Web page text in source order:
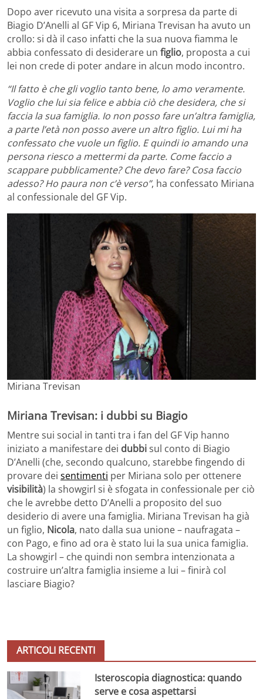
Dopo aver ricevuto una visita a sorpresa da parte di
Biagio D’Anelli al GF Vip 6, Miriana Trevisan ha avuto un
crollo: si dà il caso infatti che la sua nuova fiamma le
abbia confessato di desiderare un figlio, proposta a cui
lei non crede di poter andare in alcun modo incontro.
“Il fatto è che gli voglio tanto bene, lo amo veramente.
Voglio che lui sia felice e abbia ciò che desidera, che si
faccia la sua famiglia. Io non posso fare un’altra famiglia,
a parte l’età non posso avere un altro figlio. Lui mi ha
confessato che vuole un figlio. E quindi io amando una
persona riesco a mettermi da parte. Come faccio a
scappare pubblicamente? Che devo fare? Cosa faccio
adesso? Ho paura non c’è verso”, ha confessato Miriana
al confessionale del GF Vip.
Miriana Trevisan
Miriana Trevisan: i dubbi su Biagio
Mentre sui social in tanti tra i fan del GF Vip hanno
iniziato a manifestare dei dubbisul conto di Biagio
D’Anelli (che, secondo qualcuno, starebbe fingendo di
provare dei sentimenti per Miriana solo per ottenere
visibilità) la showgirl si è sfogata in confessionale per ciò
che le avrebbe detto D’Anelli a proposito del suo
desiderio di avere una famiglia. Miriana Trevisan ha già
un figlio, Nicola, nato dalla sua unione – naufragata –
con Pago, e fino ad ora è stato lui la sua unica famiglia.
La showgirl – che quindi non sembra intenzionata a
costruire un’altra famiglia insieme a lui – finirà col
lasciare Biagio?
ARTICOLI RECENTI
Isteroscopia diagnostica: quando
serve e cosa aspettarsi